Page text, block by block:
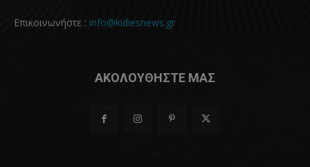
Επικοινωνήστε : info@kidiesnews.gr
ΑΚΟΛΟΥΘΗΣΤΕ ΜΑΣ